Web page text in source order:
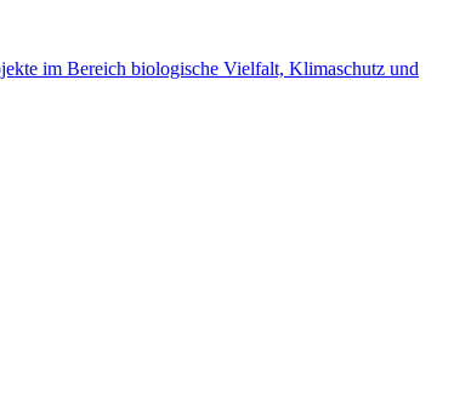
im Bereich biologische Vielfalt, Klimaschutz und